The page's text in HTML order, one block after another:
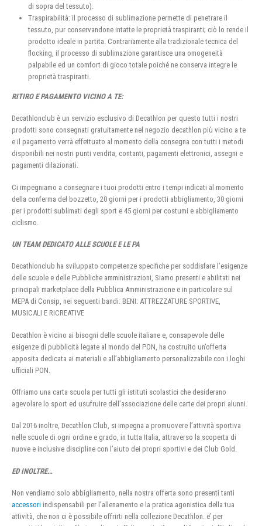
di sopra del tessuto).
Traspirabilità: il processo di sublimazione permette di penetrare il
tessuto, pur conservandone intatte le proprietà traspiranti; ciò lo rende il
prodotto ideale in partita. Contrariamente alla tradizionale tecnica del
flocking, il processo di sublimazione garantisce una omogeneità
palpabile ed un comfort di gioco totale poiché ne conserva integre le
proprietà traspiranti.
RITIRO E PAGAMENTO VICINO A TE:
Decathlonclub è un servizio esclusivo di Decathlon per questo tutti i nostri
prodotti sono consegnati gratuitamente nel negozio decathlon più vicino a te
e il pagamento verrà effettuato al momento della consegna con tutti i metodi
disponibili nei nostri punti vendita, contanti, pagamenti elettronici, assegni e
pagamenti dilazionati.
Ci impegniamo a consegnare i tuoi prodotti entro i tempi indicati al momento
della conferma del bozzetto, 20 giorni per i prodotti abbigliamento, 30 giorni
per i prodotti sublimati degli sport e 45 giorni per costumi e abbigliamento
ciclismo.
UN TEAM DEDICATO ALLE SCUOLE E LE PA
Decathlonclub ha sviluppato competenze specifiche per soddisfare l’esigenze
delle scuole e delle Pubbliche amministrazioni, Siamo presenti e abilitati nei
principali marketplace della Pubblica Amministrazione e in particolare sul
MEPA di Consip, nei seguenti bandi: BENI: ATTREZZATURE SPORTIVE,
MUSICALI E RICREATIVE
Decathlon è vicino ai bisogni delle scuole italiane e, consapevole delle
esigenze di pubblicità legate al mondo del PON, ha costruito un’offerta
apposita dedicata ai materiali e all’abbigliamento personalizzabile con i loghi
ufficiali PON.
Offriamo una carta scuola per tutti gli istituti scolastici che desiderano
agevolare lo sport ed usufruire dell’associazione delle carte dei propri alunni.
Dal 2016 inoltre, Decathlon Club, si impegna a promuovere l’attività sportiva
nelle scuole di ogni ordine e grado, in tutta Italia, attraverso la scoperta di
nuove e inclusive discipline con l’aiuto dei propri sportivi e dei Club Gold.
ED INOLTRE…
Non vendiamo solo abbigliamento, nella nostra offerta sono presenti tanti
accessori indispensabili per l’allenamento e la pratica agonistica della tua
attività, che non ci è possibile offrirti nella collezione Decathlon. e’ per